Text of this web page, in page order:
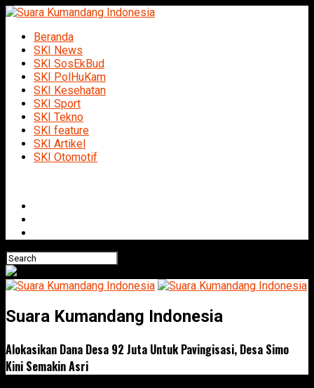
Beranda
SKI News
SKI SosEkBud
SKI PolHuKam
SKI Kesehatan
SKI Sport
SKI Tekno
SKI feature
SKI Artikel
SKI Otomotif
Suara Kumandang Indonesia
Alokasikan Dana Desa 92 Juta Untuk Pavingisasi, Desa Simo
Kini Semakin Asri